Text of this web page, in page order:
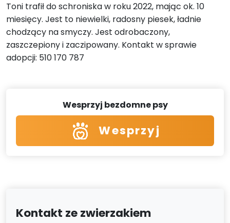
Toni trafił do schroniska w roku 2022, mając ok. 10
miesięcy. Jest to niewielki, radosny piesek, ładnie
chodzący na smyczy. Jest odrobaczony,
zaszczepiony i zaczipowany. Kontakt w sprawie
adopcji: 510 170 787
Wesprzyj bezdomne psy
Wesprzyj
Kontakt ze zwierzakiem